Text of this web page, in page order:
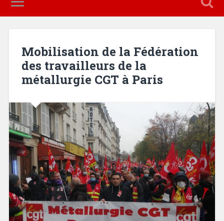
Mobilisation de la Fédération
des travailleurs de la
métallurgie CGT à Paris